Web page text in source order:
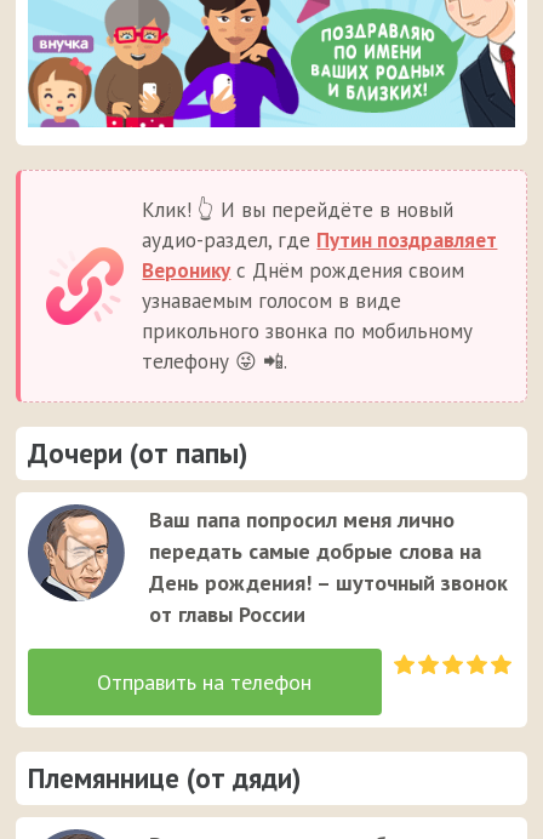
Клик! 👆 И вы перейдёте в новый
аудио-раздел, где Путин поздравляет
Веронику с Днём рождения своим
узнаваемым голосом в виде
прикольного звонка по мобильному
телефону 😜 📲.
Дочери (от папы)
Ваш папа попросил меня лично
передать самые добрые слова на
День рождения! – шуточный звонок
от главы России
Племяннице (от дяди)